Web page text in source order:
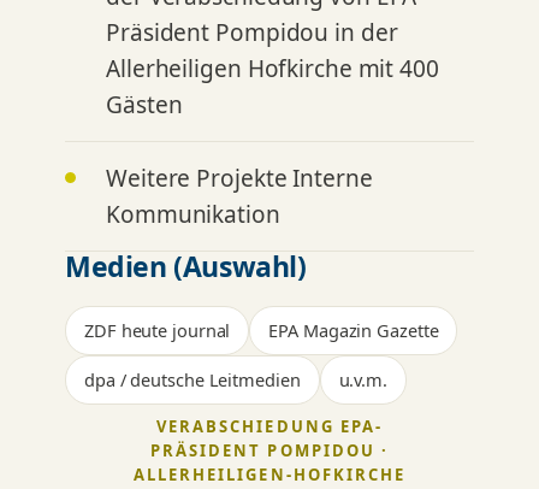
Präsident Pompidou in der
Allerheiligen Hofkirche mit 400
Gästen
Weitere Projekte Interne
Kommunikation
Medien (Auswahl)
ZDF heute journal EPA Magazin Gazette
dpa / deutsche Leitmedien u.v.m.
VERABSCHIEDUNG EPA-
PRÄSIDENT POMPIDOU ·
ALLERHEILIGEN-HOFKIRCHE